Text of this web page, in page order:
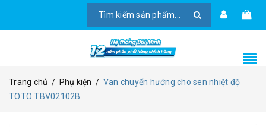
Trang chủ / Phụ kiện / Van chuyển hướng cho sen nhiệt độ
TOTO TBV02102B